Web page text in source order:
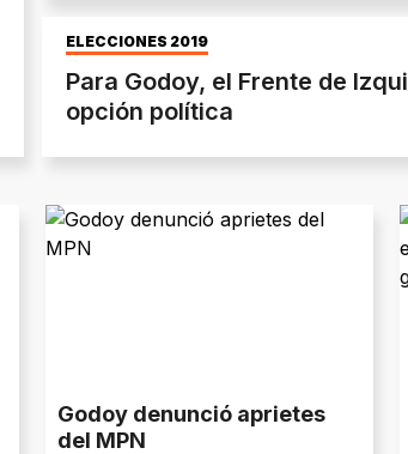
ELECCIONES 2019
Para Godoy, el Frente de
opción política
Godoy denunció aprietes
del MPN